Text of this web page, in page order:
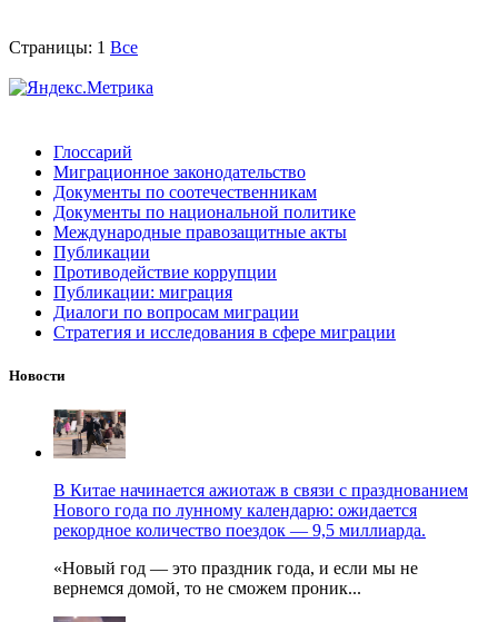
Страницы: 1 Все
Глоссарий
Миграционное законодательство
Документы по соотечественникам
Документы по национальной политике
Международные правозащитные акты
Публикации
Противодействие коррупции
Публикации: миграция
Диалоги по вопросам миграции
Стратегия и исследования в сфере миграции
Новости
В Китае начинается ажиотаж в связи с празднованием
Нового года по лунному календарю: ожидается
рекордное количество поездок — 9,5 миллиарда.
«Новый год — это праздник года, и если мы не
вернемся домой, то не сможем проник...